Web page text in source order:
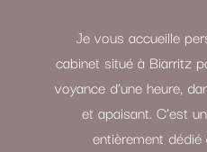
Je vous accueille
cabinet situé à Biarritz
voyance d’une heure,
et apaisant. C’est
entièrement